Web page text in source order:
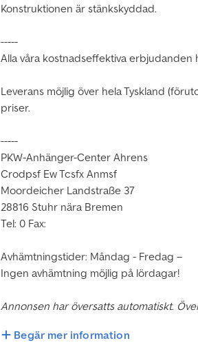
Konstruktionen är stänkskyddad.
-----
Alla våra kostnadseffektiva erbjudanden
Leverans möjlig över hela Tyskland
priser.
-----
PKW-Anhänger-Center Ahrens
Crodpsf Ew Tcsfx Anmsf
Moordeicher Landstraße 37
28816 Stuhr nära Bremen
Tel: 0 Fax:
Avhämtningstider: Måndag - Fredag –
Ingen avhämtning möjlig på lördagar!
Annonsen har översatts automatiskt.
Begär mer information